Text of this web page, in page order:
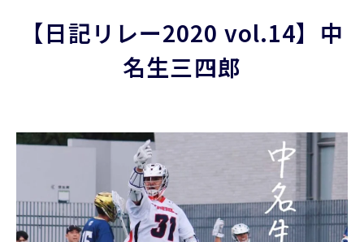
【日記リレー2020 vol.14】中
名生三四郎